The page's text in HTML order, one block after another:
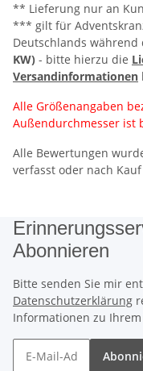
** Lieferung nur an
*** gilt für
Deutschlands während
KW) - bitte hierzu die
Versandinformationen
Alle Größenangaben
Außendurchmesser ist
Alle Bewertungen
verfasst oder nach
Abonnieren
Bitte senden Sie mir
Datenschutzerklärung
Informationen zu